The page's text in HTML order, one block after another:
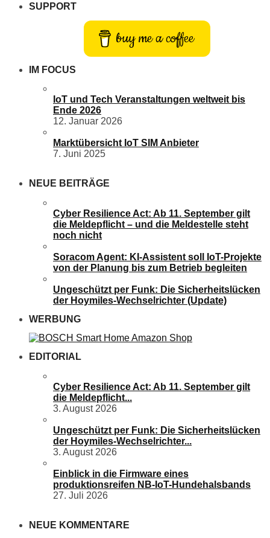
SUPPORT
buy me a coffee
IM FOCUS
IoT und Tech Veranstaltungen weltweit bis
Ende 2026
12. Januar 2026
Marktübersicht IoT SIM Anbieter
7. Juni 2025
NEUE BEITRÄGE
Cyber Resilience Act: Ab 11. September gilt
die Meldepflicht – und die Meldestelle steht
noch nicht
Soracom Agent: KI-Assistent soll IoT-Projekte
von der Planung bis zum Betrieb begleiten
Ungeschützt per Funk: Die Sicherheitslücken
der Hoymiles-Wechselrichter (Update)
WERBUNG
EDITORIAL
Cyber Resilience Act: Ab 11. September gilt
die Meldepflicht...
3. August 2026
Ungeschützt per Funk: Die Sicherheitslücken
der Hoymiles-Wechselrichter...
3. August 2026
Einblick in die Firmware eines
produktionsreifen NB-IoT-Hundehalsbands
27. Juli 2026
NEUE KOMMENTARE